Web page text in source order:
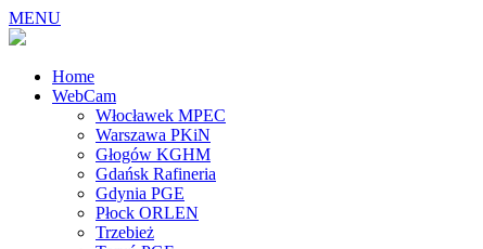
MENU
Home
WebCam
Włocławek MPEC
Warszawa PKiN
Głogów KGHM
Gdańsk Rafineria
Gdynia PGE
Płock ORLEN
Trzebież